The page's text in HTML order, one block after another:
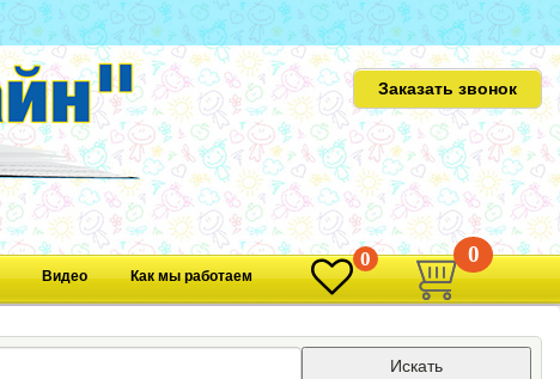
Заказать звонок
Видео Как мы работаем
0 0
Искать